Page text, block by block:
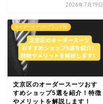
2026年7月19日
オーダースーツのブランド別
文京区のオーダースーツおす
すめショップ5選を紹介！特徴
やメリットを解説します！